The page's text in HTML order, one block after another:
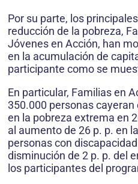
Por su parte, los
reducción de la pobreza,
Jóvenes en Acción, han
en la acumulación de
participante como se
En particular, Familias en
350.000 personas cayeran
en la pobreza extrema en
al aumento de 26 p. p. en
personas con
disminución de 2 p. p. del
los participantes del